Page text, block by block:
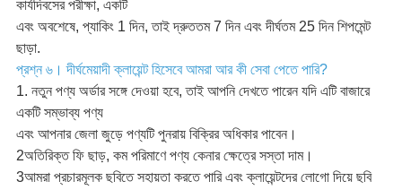
কার্যদিবসের পরীক্ষা, একটি
এবং অবশেষে, প্যাকিং 1 দিন, তাই দ্রুততম 7 দিন এবং দীর্ঘতম 25 দিন শিপমেন্ট
ছাড়া.
প্রশ্ন ৬। দীর্ঘমেয়াদী ক্লায়েন্ট হিসেবে আমরা আর কী সেবা পেতে পারি?
1. নতুন পণ্য অর্ডার সঙ্গে দেওয়া হবে, তাই আপনি দেখতে পারেন যদি এটি বাজারে
একটি সম্ভাব্য পণ্য
এবং আপনার জেলা জুড়ে পণ্যটি পুনরায় বিক্রির অধিকার পাবেন।
2অতিরিক্ত ফি ছাড়, কম পরিমাণে পণ্য কেনার ক্ষেত্রে সস্তা দাম।
3আমরা প্রচারমূলক ছবিতে সহায়তা করতে পারি এবং ক্লায়েন্টদের লোগো দিয়ে ছবি